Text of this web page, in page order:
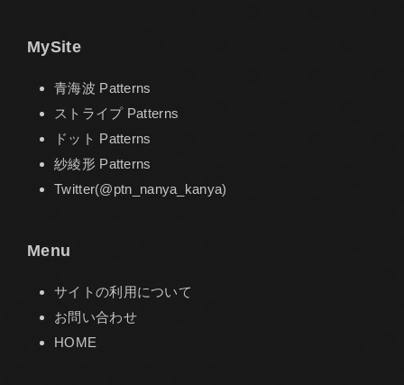
MySite
青海波 Patterns
ストライプ Patterns
ドット Patterns
紗綾形 Patterns
Twitter(@ptn_nanya_kanya)
Menu
サイトの利用について
お問い合わせ
HOME